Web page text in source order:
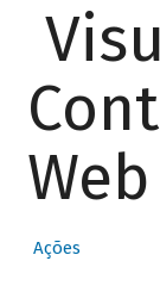
Web
Ações